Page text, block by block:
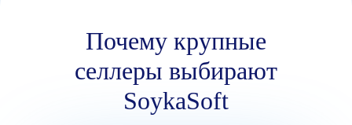
Почему крупные
селлеры выбирают
SoykaSoft